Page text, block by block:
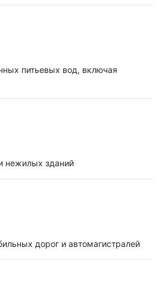
питьевых вод, включая
нежилых зданий
дорог и автомагистралей